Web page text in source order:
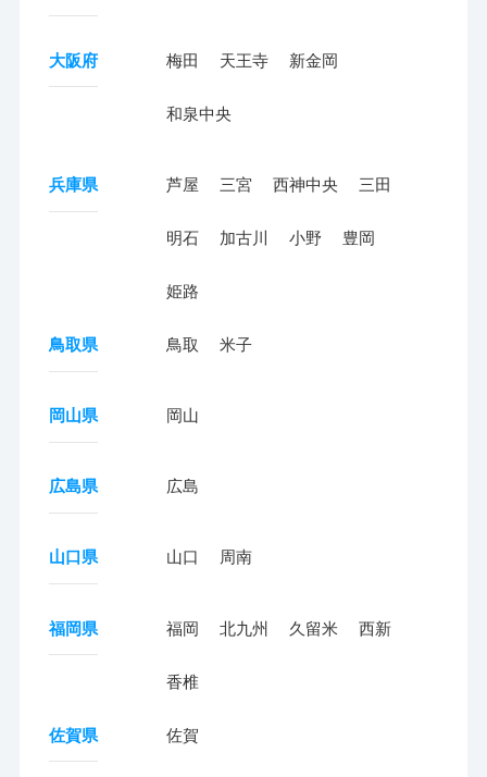
大阪府 梅田 天王寺 新金岡
和泉中央
兵庫県 芦屋 三宮 西神中央 三田
明石 加古川 小野 豊岡
姫路
鳥取県 鳥取 米子
岡山県 岡山
広島県 広島
山口県 山口 周南
福岡県 福岡 北九州 久留米 西新
香椎
佐賀県 佐賀